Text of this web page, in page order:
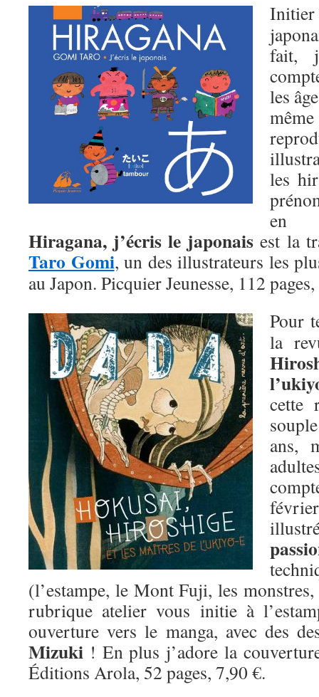
Initier
fait,
les
les
en
Hiragana, j’écris le japonais est la
Taro Gomi, un des illustrateurs les
au Japon. Picquier Jeunesse, 112
Pour
la
cette
ans,
(l’estampe, le Mont Fuji, les
rubrique atelier vous initie à
ouverture vers le manga, avec des
Mizuki ! En plus j’adore la
Éditions Arola, 52 pages, 7,90 €.